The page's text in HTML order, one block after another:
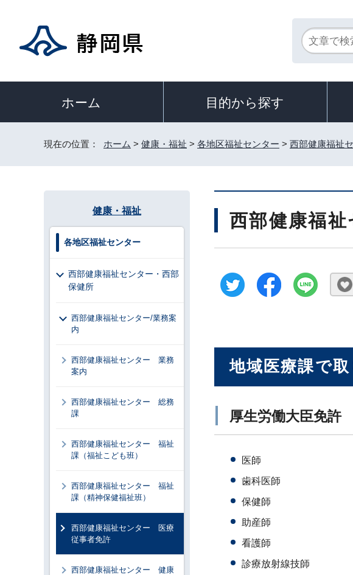
ホーム 目的から探す
現在の位置： ホーム > 健康・福祉 > 各地区福祉センター > 西部健康福祉
西部健康福
地域医療課で
厚生労働大臣免許
医師
歯科医師
保健師
助産師
看護師
診療放射線技師
健康・福祉
各地区福祉センター
西部健康福祉センター・西部
保健所
西部健康福祉センター/業務案
内
西部健康福祉センター 業務
案内
西部健康福祉センター 総務
課
西部健康福祉センター 福祉
課（福祉こども班）
西部健康福祉センター 福祉
課（精神保健福祉班）
西部健康福祉センター 医療
従事者免許
西部健康福祉センター 健康